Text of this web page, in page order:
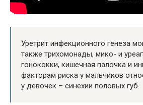
Уретрит инфекционного генеза
также трихомонады, мико- и
гонококки, кишечная палочка и
факторам риска у мальчиков
у девочек – синехии половых губ.